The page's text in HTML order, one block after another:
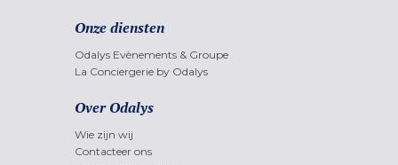
Onze diensten
Odalys Evènements & Groupe
La Conciergerie by Odalys
Over Odalys
Wie zijn wij
Contacteer ons